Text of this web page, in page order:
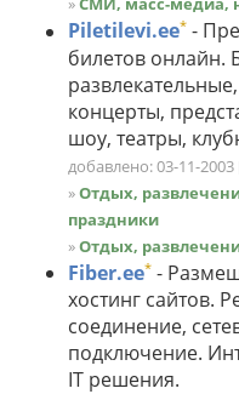
Piletilevi.ee* -
билетов онлайн.
концерты,
шоу, театры,
добавлено: 03-11-2003
»Отдых,
праздники
»Отдых,
Fiber.ee* -
хостинг сайтов.
соединение,
подключение.
IT решения.